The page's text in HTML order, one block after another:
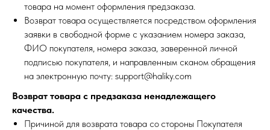
товара на момент оформления предзаказа.
Возврат товара осуществляется посредством оформления
заявки в свободной форме с указанием номера заказа,
ФИО покупателя, номера заказа, заверенной личной
подписью покупателя, и направленным сканом обращения
на электронную почту: support@haliky.com
Возврат товара с предзаказа ненадлежащего
качества.
Причиной для возврата товара со стороны Покупателя